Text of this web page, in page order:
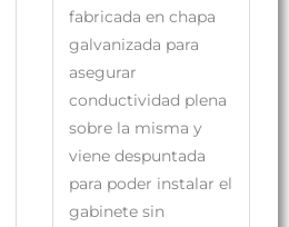
fabricada en chapa
galvanizada para
asegurar
conductividad plena
sobre la misma y
viene despuntada
para poder instalar el
gabinete sin